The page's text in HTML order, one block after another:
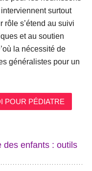
surtout
rôle s’étend au suivi
et au soutien
la nécessité de
généralistes pour un
POUR PÉDIATRE
des enfants : outils